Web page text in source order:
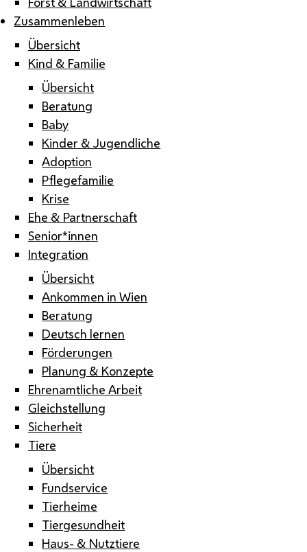
Zusammenleben
Übersicht
Kind & Familie
Übersicht
Beratung
Baby
Kinder & Jugendliche
Adoption
Pflegefamilie
Krise
Ehe & Partnerschaft
Senior*innen
Integration
Übersicht
Ankommen in Wien
Beratung
Deutsch lernen
Förderungen
Planung & Konzepte
Ehrenamtliche Arbeit
Gleichstellung
Sicherheit
Tiere
Übersicht
Fundservice
Tierheime
Tiergesundheit
Haus- & Nutztiere